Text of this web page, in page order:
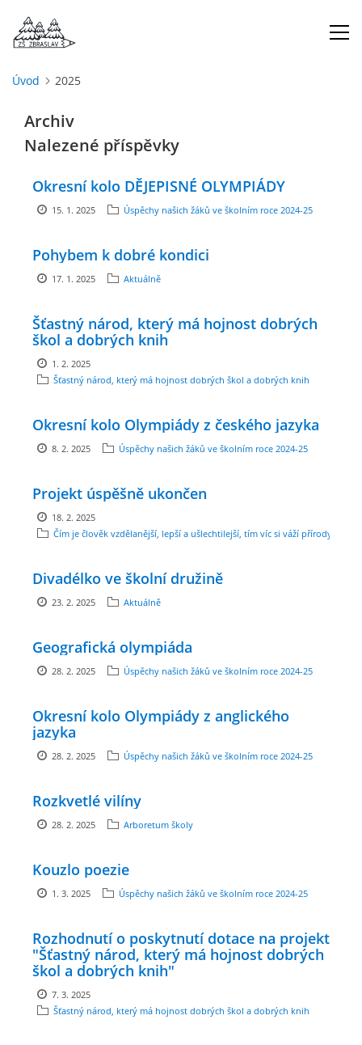
O NÁS
ŠKOLNÍ ROK
DOKUMENTY
PROJEKTY
FOTOALBUM
ŠKOLNÍ DRUŽINA
ŠKOLNÍ JÍDELNA
KROUŽKY
GDPR
REZERVAČNÍ SYSTÉM SPORTOVNÍ HALY
ŠKOLNÍ PORADENSKÉ PRACOVIŠTĚ
NEPOTŘEBNÝ MAJETEK
Úvod 2025
Archiv
Nalezené příspěvky
Okresní kolo DĚJEPISNÉ OLYMPIÁDY
15. 1. 2025 Úspěchy našich žáků ve školním roce 2024-25
Pohybem k dobré kondici
17. 1. 2025 Aktuálně
Šťastný národ, který má hojnost dobrých
škol a dobrých knih
1. 2. 2025
Šťastný národ, který má hojnost dobrých škol a dobrých knih
Okresní kolo Olympiády z českého jazyka
8. 2. 2025 Úspěchy našich žáků ve školním roce 2024-25
Projekt úspěšně ukončen
18. 2. 2025
Čím je člověk vzdělanější, lepší a ušlechtilejší, tím víc si váží přírody.
Divadélko ve školní družině
23. 2. 2025 Aktuálně
Geografická olympiáda
28. 2. 2025 Úspěchy našich žáků ve školním roce 2024-25
Okresní kolo Olympiády z anglického
jazyka
28. 2. 2025 Úspěchy našich žáků ve školním roce 2024-25
Rozkvetlé vilíny
28. 2. 2025 Arboretum školy
Kouzlo poezie
1. 3. 2025 Úspěchy našich žáků ve školním roce 2024-25
Rozhodnutí o poskytnutí dotace na projekt
"Šťastný národ, který má hojnost dobrých
škol a dobrých knih"
7. 3. 2025
Šťastný národ, který má hojnost dobrých škol a dobrých knih